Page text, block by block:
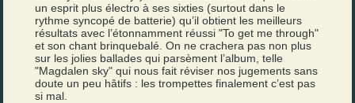
un esprit plus électro à ses sixties (surtout dans le
rythme syncopé de batterie) qu’il obtient les meilleurs
résultats avec l’étonnamment réussi "To get me through"
et son chant brinquebalé. On ne crachera pas non plus
sur les jolies ballades qui parsèment l’album, telle
"Magdalen sky" qui nous fait réviser nos jugements sans
doute un peu hâtifs : les trompettes finalement c’est pas
si mal.